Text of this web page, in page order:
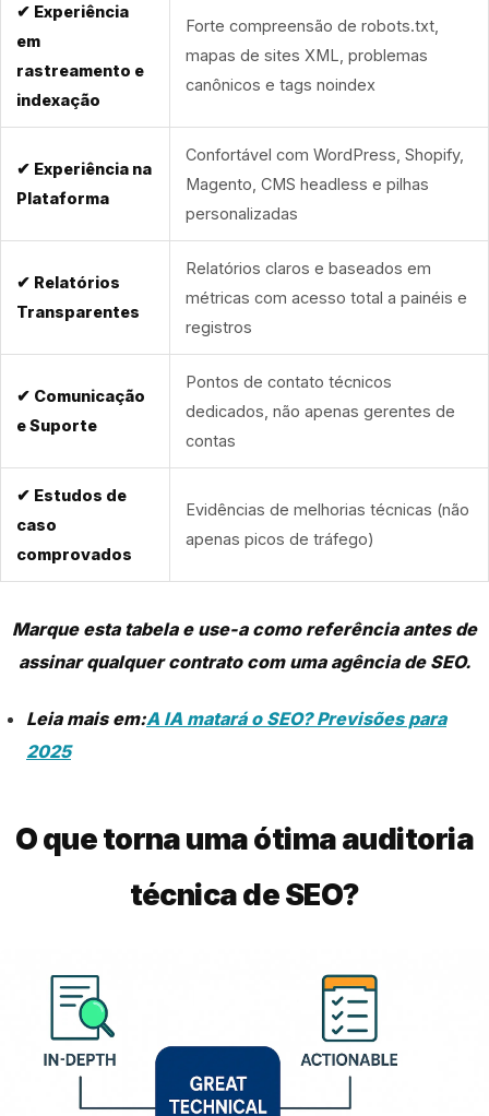
✔ Experiência
em
rastreamento e
indexação
Forte compreensão de robots.txt,
mapas de sites XML, problemas
canônicos e tags noindex
✔ Experiência na
Plataforma
Confortável com WordPress, Shopify,
Magento, CMS headless e pilhas
personalizadas
✔ Relatórios
Transparentes
Relatórios claros e baseados em
métricas com acesso total a painéis e
registros
✔ Comunicação
e Suporte
Pontos de contato técnicos
dedicados, não apenas gerentes de
contas
✔ Estudos de
caso
comprovados
Evidências de melhorias técnicas (não
apenas picos de tráfego)
Marque esta tabela e use-a como referência antes de
assinar qualquer contrato com uma agência de SEO.
Leia mais em:A IA matará o SEO? Previsões para
2025
O que torna uma ótima auditoria
técnica de SEO?